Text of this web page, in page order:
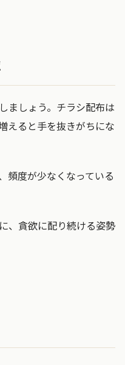
ましょう。チラシ配布は
えると手を抜きがちにな
頻度が少なくなっている
、貪欲に配り続ける姿勢